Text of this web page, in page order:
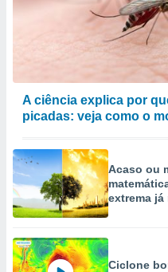
A ciência explica por
picadas: veja como o
Acaso ou
extrema já
Ciclone